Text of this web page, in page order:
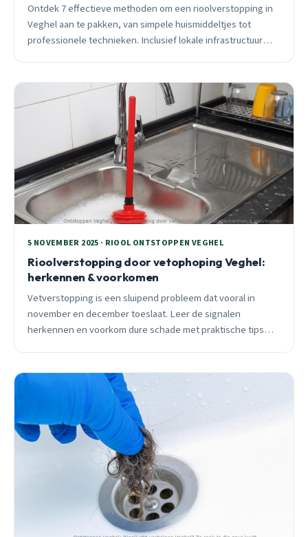
Ontdek 7 effectieve methoden om een rioolverstopping in
Veghel aan te pakken, van simpele huismiddeltjes tot
professionele technieken. Inclusief lokale infrastructuur
5 NOVEMBER 2025 · RIOOL ONTSTOPPEN VEGHEL
Rioolverstopping door vetophoping Veghel:
herkennen & voorkomen
Vetverstopping is een sluipend probleem dat vooral in
november en december toeslaat. Leer de signalen
herkennen en voorkom dure schade met praktische tips